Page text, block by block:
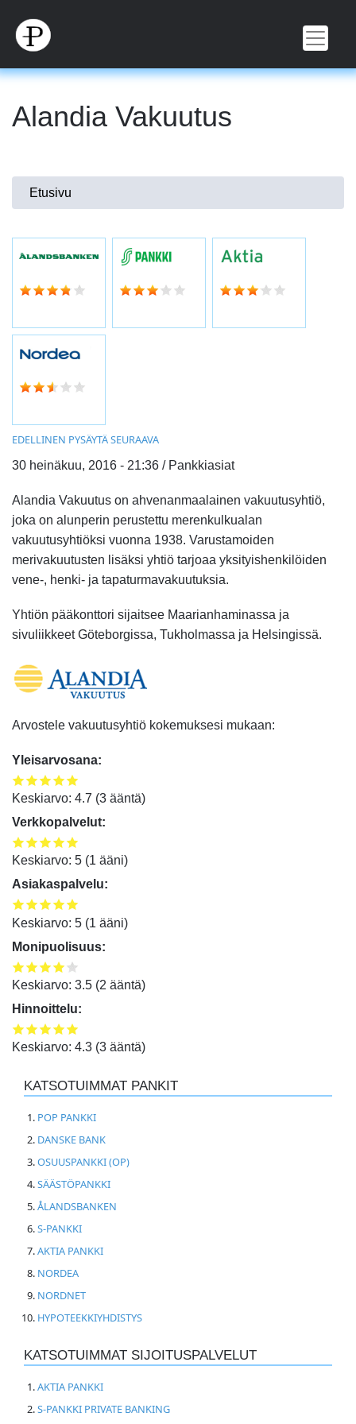
pääsisältöön
Alandia Vakuutus
Olet
Etusivu
EDELLINEN PYSÄYTÄSEURAAVA
30 heinäkuu, 2016 - 21:36 / Pankkiasiat
Alandia Vakuutus on ahvenanmaalainen vakuutusyhtiö,
joka on alunperin perustettu merenkulkualan
vakuutusyhtiöksi vuonna 1938. Varustamoiden
merivakuutusten lisäksi yhtiö tarjoaa yksityishenkilöiden
vene-, henki- ja tapaturmavakuutuksia.
Yhtiön pääkonttori sijaitsee Maarianhaminassa ja
sivuliikkeet Göteborgissa, Tukholmassa ja Helsingissä.
Arvostele vakuutusyhtiö kokemuksesi mukaan:
Yleisarvosana:
Keskiarvo: 4.7 (3 ääntä)
Verkkopalvelut:
Keskiarvo: 5 (1 ääni)
Asiakaspalvelu:
Keskiarvo: 5 (1 ääni)
Monipuolisuus:
Keskiarvo: 3.5 (2 ääntä)
Hinnoittelu:
Keskiarvo: 4.3 (3 ääntä)
KATSOTUIMMAT PANKIT
POP PANKKI
DANSKE BANK
OSUUSPANKKI (OP)
SÄÄSTÖPANKKI
ÅLANDSBANKEN
S-PANKKI
AKTIA PANKKI
NORDEA
NORDNET
HYPOTEEKKIYHDISTYS
KATSOTUIMMAT SIJOITUSPALVELUT
AKTIA PANKKI
S-PANKKI PRIVATE BANKING